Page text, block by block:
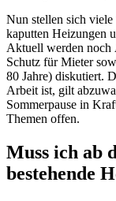
Nun stellen sich viele
kaputten Heizungen
Aktuell werden noch
Schutz für Mieter
80 Jahre) diskutiert.
Arbeit ist, gilt
Sommerpause in
Themen offen.
Muss ich ab
bestehende